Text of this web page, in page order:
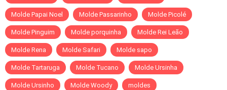
Molde Papai Noel Molde Passarinho Molde Picolé
Molde Pinguim Molde porquinha Molde Rei Leão
Molde Rena Molde Safari Molde sapo
Molde Tartaruga Molde Tucano Molde Ursinha
Molde Ursinho Molde Woody moldes